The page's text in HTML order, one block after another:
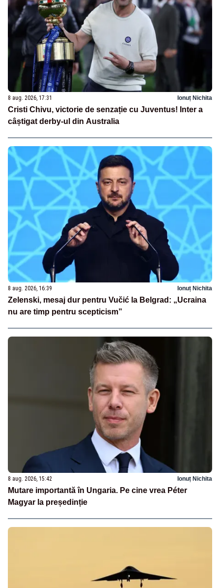
8 aug. 2026, 17:31 Ionuț Nichita
Cristi Chivu, victorie de senzație cu Juventus! Inter a
câștigat derby-ul din Australia
8 aug. 2026, 16:39 Ionuț Nichita
Zelenski, mesaj dur pentru Vučić la Belgrad: „Ucraina
nu are timp pentru scepticism”
8 aug. 2026, 15:42 Ionuț Nichita
Mutare importantă în Ungaria. Pe cine vrea Péter
Magyar la președinție